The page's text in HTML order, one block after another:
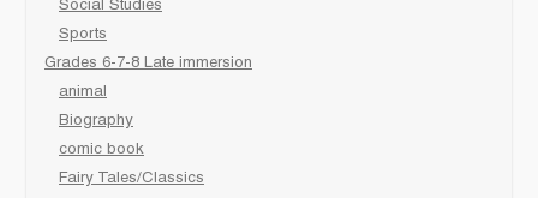
Social Studies
Sports
Grades 6-7-8 Late immersion
animal
Biography
comic book
Fairy Tales/Classics